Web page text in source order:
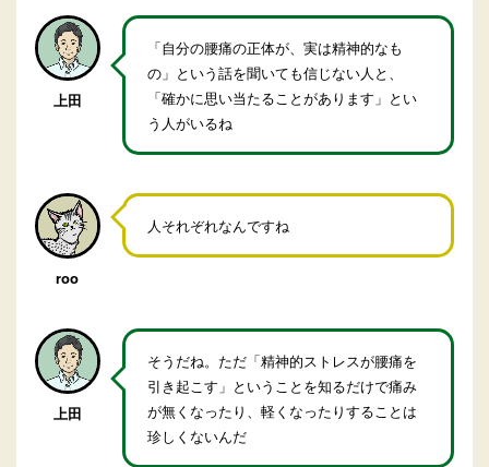
上田
「自分の腰痛の正体が、実は精神的なも
の」という話を聞いても信じない人と、
「確かに思い当たることがあります」とい
う人がいるね
roo
人それぞれなんですね
上田
そうだね。ただ「精神的ストレスが腰痛を
引き起こす」ということを知るだけで痛み
が無くなったり、軽くなったりすることは
珍しくないんだ